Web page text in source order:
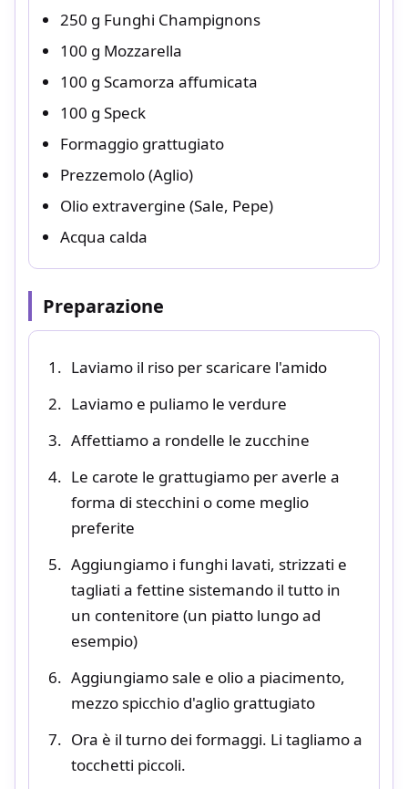
250 g Funghi Champignons
100 g Mozzarella
100 g Scamorza affumicata
100 g Speck
Formaggio grattugiato
Prezzemolo (Aglio)
Olio extravergine (Sale, Pepe)
Acqua calda
Preparazione
Laviamo il riso per scaricare l'amido
Laviamo e puliamo le verdure
Affettiamo a rondelle le zucchine
Le carote le grattugiamo per averle a
forma di stecchini o come meglio
preferite
Aggiungiamo i funghi lavati, strizzati e
tagliati a fettine sistemando il tutto in
un contenitore (un piatto lungo ad
esempio)
Aggiungiamo sale e olio a piacimento,
mezzo spicchio d'aglio grattugiato
Ora è il turno dei formaggi. Li tagliamo a
tocchetti piccoli.